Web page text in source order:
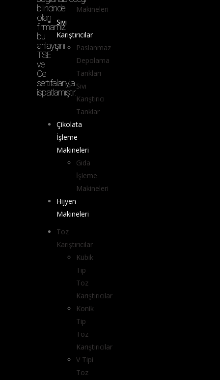
bilincinde
olan
firmamız
bu
anlayışını
TSE
ve
Ce
sertifalarıyla
ispatlamıştır.
Makineleri
Sıvı
Karıştırıcılar
Paslanmaz
Depolama
Tankları
Sıvı
Karıştırıcı
Tanklar
Çikolata
İşleme
Makineleri
Gıda
İşleme
Makineleri
Hijyen
Makineleri
Toz
Karıştırıcılar
Kübik
Tip
Toz
Karıştırıcılar
Konik
Tip
Toz
Karıştırıcılar
V Tipi
Toz